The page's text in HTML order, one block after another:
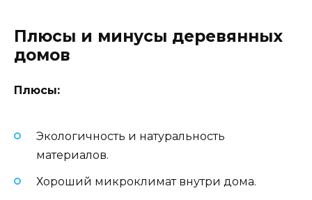
Плюсы и минусы деревянных
домов
Плюсы:
Экологичность и натуральность
материалов.
Хороший микроклимат внутри дома.